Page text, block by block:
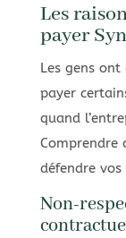
Les
payer
Les gens
payer
quand
Comprendre
défendre vos
Non-